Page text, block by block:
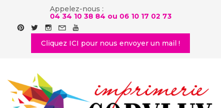
Appelez-nous :
04 34 10 38 84 ou 06 10 17 02 73
Cliquez ICI pour nous envoyer un mail !